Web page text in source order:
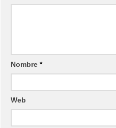
Nombre *
Web